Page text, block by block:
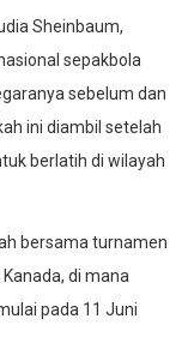
Sheinbaum,
sepakbola
sebelum dan
ini diambil setelah
berlatih di wilayah
bersama turnamen
di mana
pada 11 Juni